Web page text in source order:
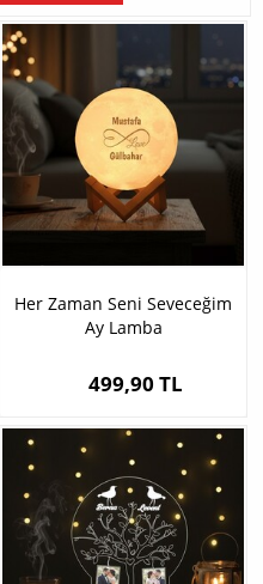
Her Zaman Seni Seveceğim
Ay Lamba
499,90 TL